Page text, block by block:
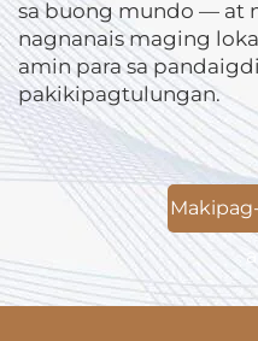
sa buong mundo — at
nagnanais maging
amin para sa
pakikipagtulungan.